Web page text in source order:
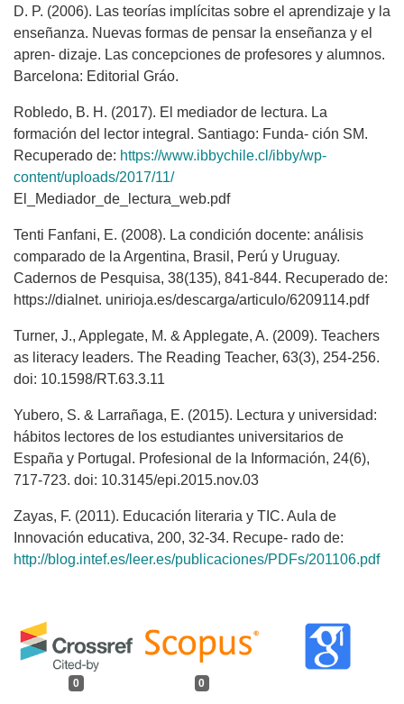
0 0
D. P. (2006). Las teorías implícitas sobre el aprendizaje y la
enseñanza. Nuevas formas de pensar la enseñanza y el
apren- dizaje. Las concepciones de profesores y alumnos.
Barcelona: Editorial Gráo.
Robledo, B. H. (2017). El mediador de lectura. La
formación del lector integral. Santiago: Funda- ción SM.
Recuperado de: https://www.ibbychile.cl/ibby/wp-
content/uploads/2017/11/
El_Mediador_de_lectura_web.pdf
Tenti Fanfani, E. (2008). La condición docente: análisis
comparado de la Argentina, Brasil, Perú y Uruguay.
Cadernos de Pesquisa, 38(135), 841-844. Recuperado de:
https://dialnet. unirioja.es/descarga/articulo/6209114.pdf
Turner, J., Applegate, M. & Applegate, A. (2009). Teachers
as literacy leaders. The Reading Teacher, 63(3), 254-256.
doi: 10.1598/RT.63.3.11
Yubero, S. & Larrañaga, E. (2015). Lectura y universidad:
hábitos lectores de los estudiantes universitarios de
España y Portugal. Profesional de la Información, 24(6),
717-723. doi: 10.3145/epi.2015.nov.03
Zayas, F. (2011). Educación literaria y TIC. Aula de
Innovación educativa, 200, 32-34. Recupe- rado de:
http://blog.intef.es/leer.es/publicaciones/PDFs/201106.pdf